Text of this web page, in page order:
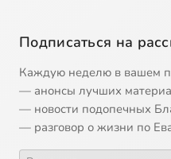
Подписаться на
Каждую неделю в вашем
— анонсы лучших
— новости подопечных
— разговор о жизни по